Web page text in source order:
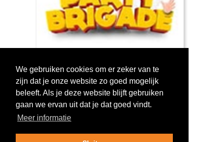
Log in om te stemmen!
We gebruiken cookies om er zeker van te
zijn dat je onze website zo goed mogelijk
beleeft. Als je deze website blijft gebruiken
gaan we ervan uit dat je dat goed vindt.
Meer informatie